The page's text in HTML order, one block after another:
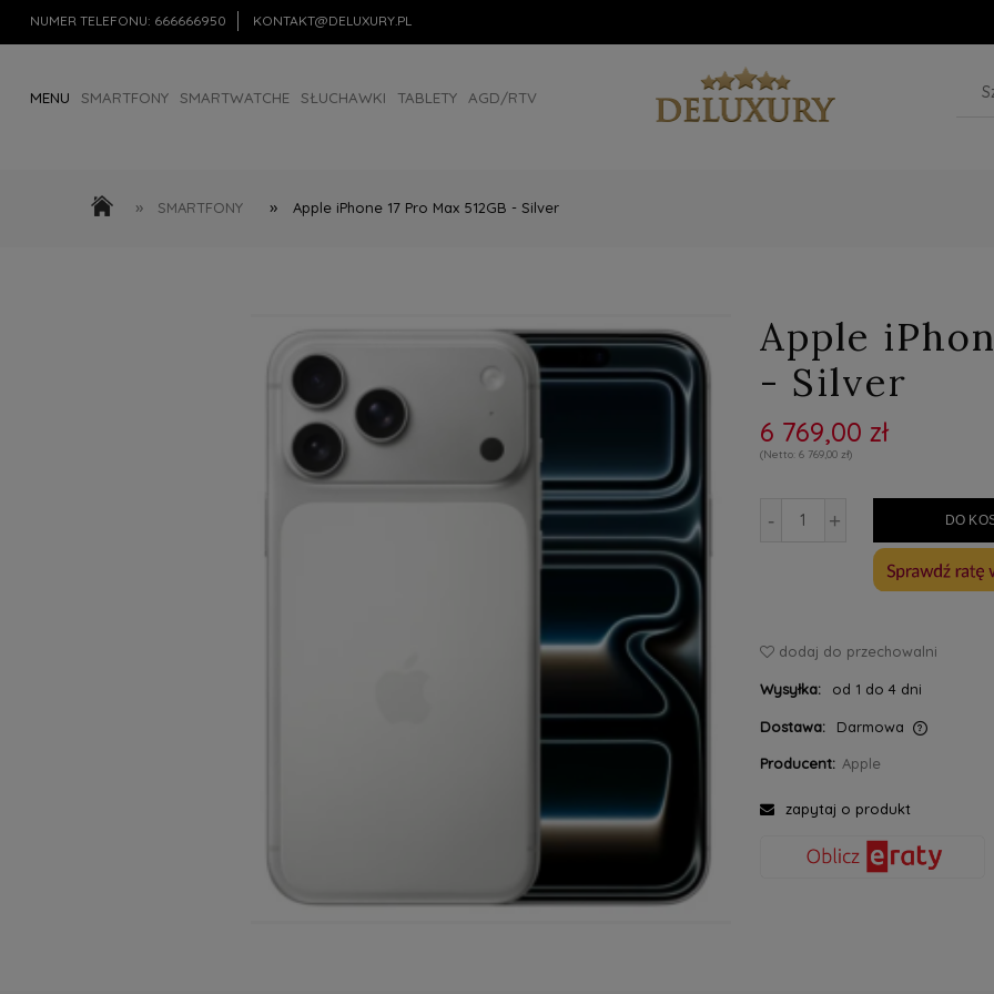
NUMER TELEFONU: 666666950 KONTAKT@DELUXURY.PL
MENU SMARTFONY SMARTWATCHE SŁUCHAWKI TABLETY AGD/RTV
» SMARTFONY » Apple iPhone 17 Pro Max 512GB - Silver
Apple
- Silver
6 769,00 zł
6 769,00 zł
- + DO
dodaj do przechowalni
Wysyłka: od 1 do 4 dni
Dostawa: Darmowa
Cena nie zawiera ewentualnych kosztów
płatności
Producent: Apple
zapytaj o produkt